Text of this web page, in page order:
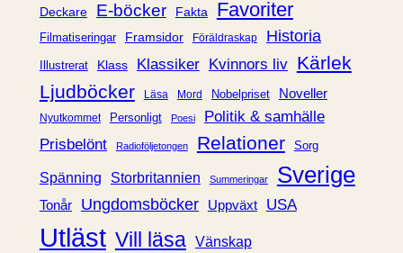
Deckare E-böcker Fakta Favoriter
Filmatiseringar Framsidor Föräldraskap Historia
Illustrerat Klass Klassiker Kvinnors liv Kärlek
Ljudböcker
Läsa Mord Nobelpriset Noveller
Nyutkommet Personligt Poesi
Politik & samhälle
Prisbelönt
Radioföljetongen Relationer Sorg
Spänning Storbritannien Summeringar Sverige
Tonår Ungdomsböcker Uppväxt USA
Utläst Vill läsa Vänskap